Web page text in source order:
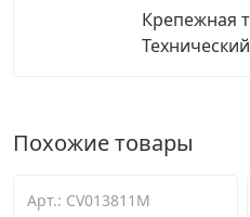
Крепежная
Похожие товары
Арт.: CV013811M